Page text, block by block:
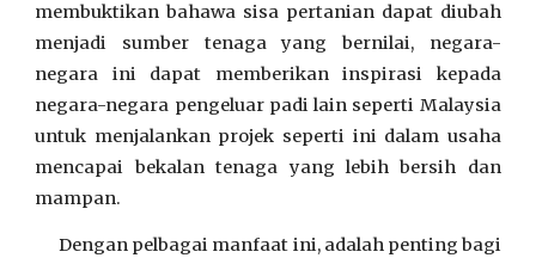
membuktikan bahawa sisa pertanian dapat diubah
menjadi sumber tenaga yang bernilai, negara-
negara ini dapat memberikan inspirasi kepada
negara-negara pengeluar padi lain seperti Malaysia
untuk menjalankan projek seperti ini dalam usaha
mencapai bekalan tenaga yang lebih bersih dan
mampan.
Dengan pelbagai manfaat ini, adalah penting bagi